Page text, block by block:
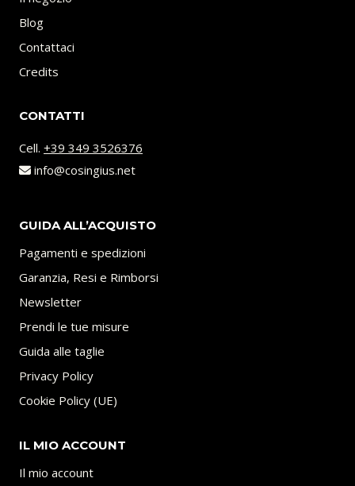
Blog
Contattaci
Credits
CONTATTI
Cell. +39 349 3526376
info@cosingius.net
GUIDA ALL’ACQUISTO
Pagamenti e spedizioni
Garanzia, Resi e Rimborsi
Newsletter
Prendi le tue misure
Guida alle taglie
Privacy Policy
Cookie Policy (UE)
IL MIO ACCOUNT
Il mio account